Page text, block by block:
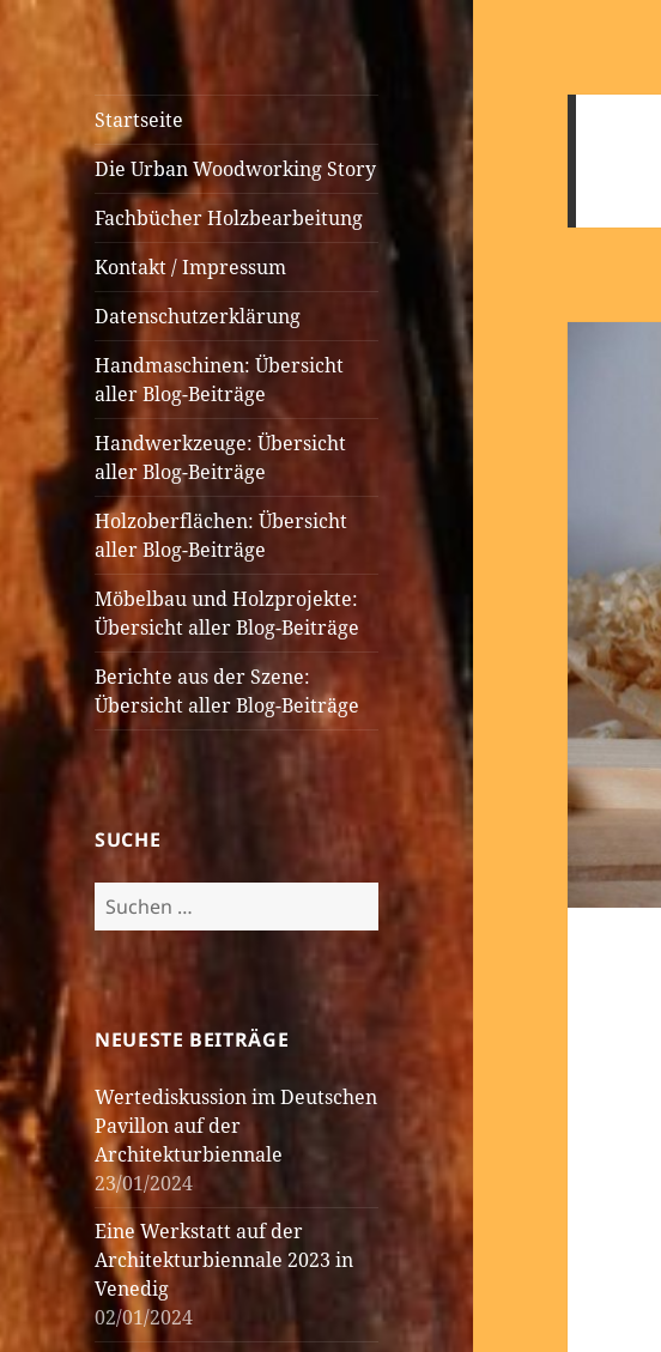
Urban
Woodworking
Holzbearbeitung auf kleinem
Raum
Startseite
Die Urban Woodworking Story
Fachbücher Holzbearbeitung
Kontakt / Impressum
Datenschutzerklärung
Handmaschinen: Übersicht
aller Blog-Beiträge
Handwerkzeuge: Übersicht
aller Blog-Beiträge
Holzoberflächen: Übersicht
aller Blog-Beiträge
Möbelbau und Holzprojekte:
Übersicht aller Blog-Beiträge
Berichte aus der Szene:
Übersicht aller Blog-Beiträge
SUCHE
Suchen
nach:
NEUESTE BEITRÄGE
Wertediskussion im Deutschen
Pavillon auf der
Architekturbiennale
23/01/2024
Eine Werkstatt auf der
Architekturbiennale 2023 in
Venedig
02/01/2024